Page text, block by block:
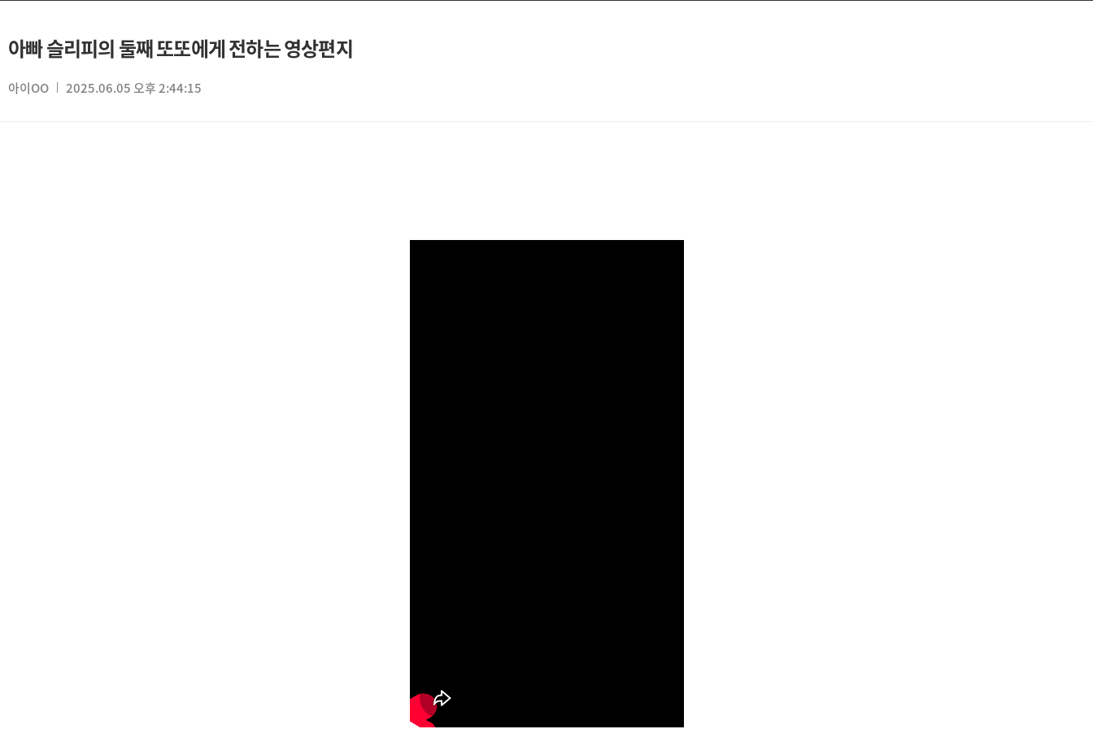
아빠 슬리피의 둘째 또또에게 전하는 영상편지
아이OO 2025.06.05 오후 2:44:15